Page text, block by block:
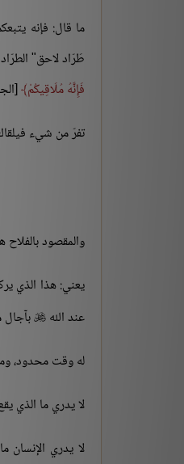
ما قال: فإنه
طَرّاد لاحق"
فَإِنَّهُ مُلَاقِيكُمْ
تفرّ من شيء
والمقصود بالفلاح
يعني: هذا الذي
عند الله 
له وقت محدود،
لا يدري ما الذي
لا يدري